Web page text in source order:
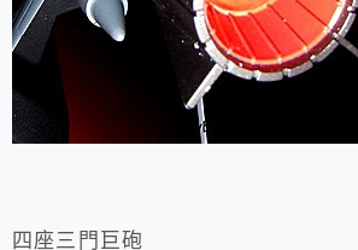
四座三門巨砲